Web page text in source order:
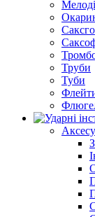
Труби
Туби